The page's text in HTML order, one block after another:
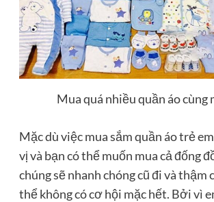
Mua quá nhiều quần áo cùng
Mặc dù việc mua sắm quần áo trẻ
vị và bạn có thể muốn mua cả đống
chúng sẽ nhanh chóng cũ đi và thậm
thể không có cơ hội mặc hết. Bởi vì